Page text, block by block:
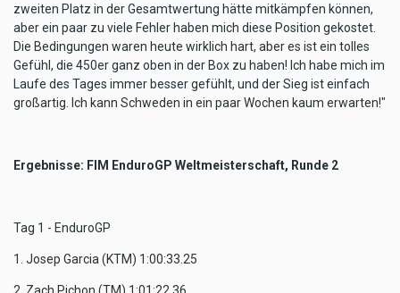
zweiten Platz in der Gesamtwertung hätte mitkämpfen können,
aber ein paar zu viele Fehler haben mich diese Position gekostet.
Die Bedingungen waren heute wirklich hart, aber es ist ein tolles
Gefühl, die 450er ganz oben in der Box zu haben! Ich habe mich im
Laufe des Tages immer besser gefühlt, und der Sieg ist einfach
großartig. Ich kann Schweden in ein paar Wochen kaum erwarten!"
Ergebnisse: FIM EnduroGP Weltmeisterschaft, Runde 2
Tag 1 - EnduroGP
1. Josep Garcia (KTM) 1:00:33.25